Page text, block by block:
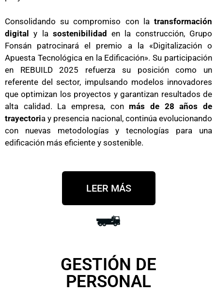
Consolidando su compromiso con la transformación
digital
y la sostenibilidad en la construcción, Grupo
Fonsán patrocinará el premio a la «Digitalización o
Apuesta Tecnológica en la Edificación». Su participación
en REBUILD 2025 refuerza su posición como un
referente del sector, impulsando modelos innovadores
que optimizan los proyectos y garantizan resultados de
alta calidad. La empresa, con más de 28 años de
trayectoria y presencia nacional, continúa evolucionando
con nuevas metodologías y tecnologías para una
edificación más eficiente y sostenible.
LEER MÁS
GESTIÓN DE
PERSONAL